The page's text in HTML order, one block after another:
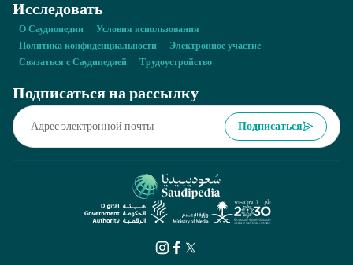
Исследовать
О Саудиопедии
Условия использования
Политика конфиденциальности
Электронное участие
Связаться с Саудипедией
Трудоустройство
Подписаться на рассылку
Подписаться